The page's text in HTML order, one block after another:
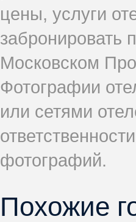
цены, услуги
забронировать
Московском
Фотографии
или сетями
фотографий.
Похожие